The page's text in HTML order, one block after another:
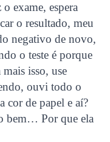
exame, espera
o resultado, meu
negativo de novo,
o teste é porque
isso, use
ouvi todo o
cor de papel e aí?
bem… Por que ela